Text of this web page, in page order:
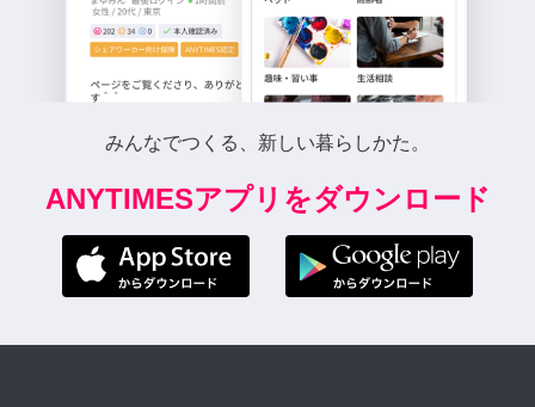
みんなでつくる、新しい暮らしかた。
ANYTIMESアプリをダウンロード